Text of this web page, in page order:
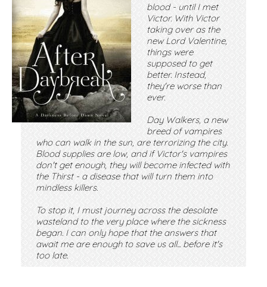
blood - until I met
Victor. With Victor
taking over as the
new Lord Valentine,
things were
supposed to get
better. Instead,
they're worse than
ever.
Day Walkers, a new
breed of vampires
who can walk in the sun, are terrorizing the city.
Blood supplies are low, and if Victor's vampires
don't get enough, they will become infected with
the Thirst - a disease that will turn them into
mindless killers.
To stop it, I must journey across the desolate
wasteland to the very place where the sickness
began. I can only hope that the answers that
await me are enough to save us all... before it's
too late.